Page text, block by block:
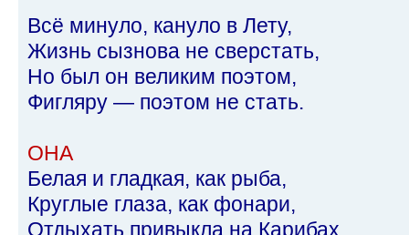
Всё минуло, кануло в Лету,
Жизнь сызнова не сверстать,
Но был он великим поэтом,
Фигляру — поэтом не стать.
ОНА
Белая и гладкая, как рыба,
Круглые глаза, как фонари,
Отдыхать привыкла на Карибах,